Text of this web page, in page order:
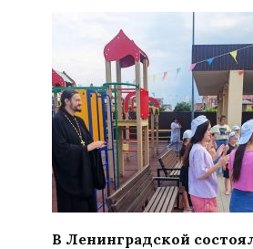
В Ленинградской